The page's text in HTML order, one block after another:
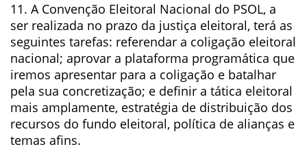
11. A Convenção Eleitoral Nacional do PSOL, a
ser realizada no prazo da justiça eleitoral, terá as
seguintes tarefas: referendar a coligação eleitoral
nacional; aprovar a plataforma programática que
iremos apresentar para a coligação e batalhar
pela sua concretização; e definir a tática eleitoral
mais amplamente, estratégia de distribuição dos
recursos do fundo eleitoral, política de alianças e
temas afins.